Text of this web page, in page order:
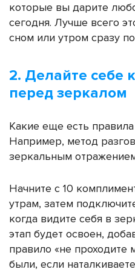
которые вы дарите
сегодня. Лучше всего
сном или утром сразу
2. Делайте себе
перед зеркалом
Какие еще есть
Например, метод
зеркальным
Начните с 10
утрам, затем
когда видите себя в
этап будет освоен,
правило «не
были, если